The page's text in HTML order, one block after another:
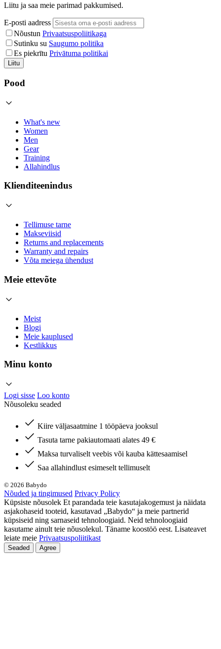
Liitu ja saa meie parimad pakkumised.
E-posti aadress
Nõustun Privaatsuspoliitikaga
Sutinku su Saugumo politika
Es piekrītu Privātuma politikai
Liitu
Pood
What's new
Women
Men
Gear
Training
Allahindlus
Klienditeenindus
Tellimuse tarne
Makseviisid
Returns and replacements
Warranty and repairs
Võta meiega ühendust
Meie ettevõte
Meist
Blogi
Meie kauplused
Kestlikkus
Minu konto
Logi sisse Loo konto
Nõusoleku seaded
Kiire väljasaatmine 1 tööpäeva jooksul
Tasuta tarne pakiautomaati alates 49 €
Maksa turvaliselt veebis või kauba kättesaamisel
Saa allahindlust esimeselt tellimuselt
© 2026 Babydo
Nõuded ja tingimused Privacy Policy
Küpsiste nõusolek Et parandada teie kasutajakogemust ja näidata
asjakohaseid tooteid, kasutavad „Babydo“ ja meie partnerid
küpsiseid ning sarnaseid tehnoloogiaid. Neid tehnoloogiaid
kasutame ainult teie nõusolekul. Täname koostöö eest. Lisateavet
leiate meie Privaatsuspoliitikast
Seaded Agree